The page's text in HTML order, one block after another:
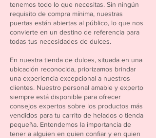
tenemos todo lo que necesitas. Sin ningún
requisito de compra mínima, nuestras
puertas están abiertas al público, lo que nos
convierte en un destino de referencia para
todas tus necesidades de dulces.
En nuestra tienda de dulces, situada en una
ubicación reconocida, priorizamos brindar
una experiencia excepcional a nuestros
clientes. Nuestro personal amable y experto
siempre está disponible para ofrecer
consejos expertos sobre los productos más
vendidos para tu carrito de helados o tienda
pequeña. Entendemos la importancia de
tener a alguien en quien confiar y en quien